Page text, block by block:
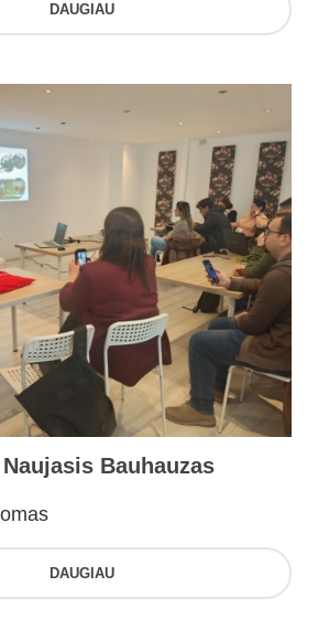
DAUGIAU
Bauhauzas
DAUGIAU